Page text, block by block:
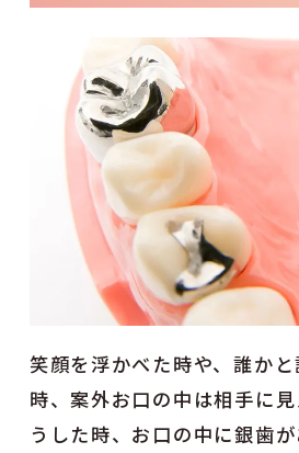
笑顔を浮かべた時や、誰か
時、案外お口の中は相手に
うした時、お口の中に銀歯